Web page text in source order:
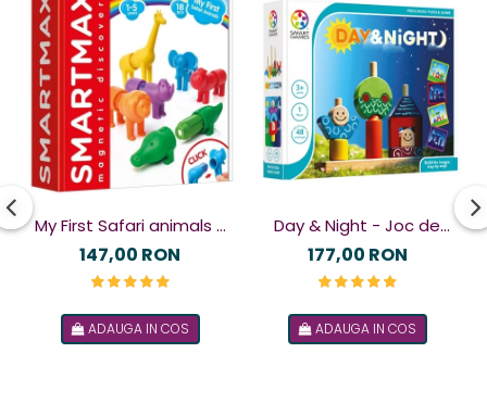
My First Safari animals -
Joc magnetic
147,00 RON
ADAUGA IN COS
Day & Night - Joc de
logică
177,00 RON
ADAUGA IN COS